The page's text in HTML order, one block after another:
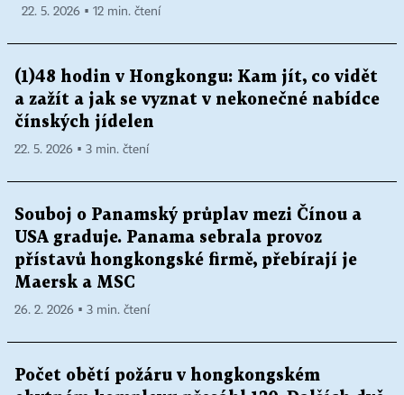
22. 5. 2026 ▪ 12 min. čtení
(1)48 hodin v Hongkongu: Kam jít, co vidět
a zažít a jak se vyznat v nekonečné nabídce
čínských jídelen
22. 5. 2026 ▪ 3 min. čtení
Souboj o Panamský průplav mezi Čínou a
USA graduje. Panama sebrala provoz
přístavů hongkongské firmě, přebírají je
Maersk a MSC
26. 2. 2026 ▪ 3 min. čtení
Počet obětí požáru v hongkongském